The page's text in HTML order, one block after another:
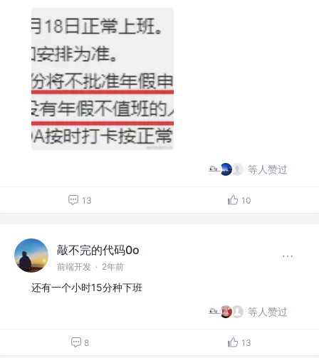
等人赞过
13 10
敲不完的代码0o
前端开发 · 2年前
还有一个小时15分种下班
等人赞过
8 13